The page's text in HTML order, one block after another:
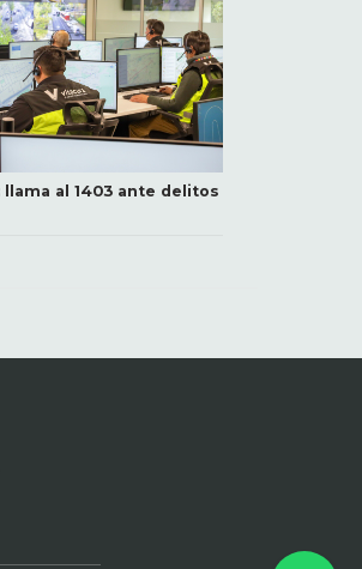
al 1403 ante delitos